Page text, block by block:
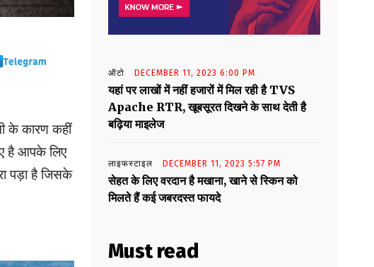
के कारण कहीं
है आपके लिए
पड़ा है जिसके
ऑटो DECEMBER 11, 2023 6:00 PM
यहां पर लाखों में नहीं हजारों में मिल रही है TVS
Apache RTR, खूबसूरत दिखने के साथ देती है
बढ़िया माइलेज
लाइफस्टाइल DECEMBER 11, 2023 5:57 PM
सेहत के लिए वरदान है मखाना, खाने से स्किन को
मिलते हैं कई जबरदस्त फायदे
Must read